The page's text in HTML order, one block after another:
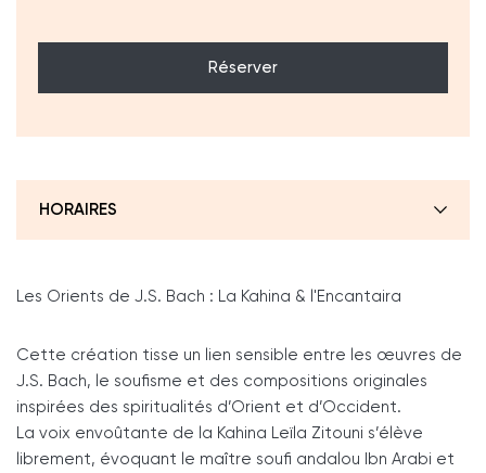
Réserver
HORAIRES
Les Orients de J.S. Bach : La Kahina & l'Encantaira
Cette création tisse un lien sensible entre les œuvres de
J.S. Bach, le soufisme et des compositions originales
inspirées des spiritualités d’Orient et d’Occident.
La voix envoûtante de la Kahina Leïla Zitouni s’élève
librement, évoquant le maître soufi andalou Ibn Arabi et